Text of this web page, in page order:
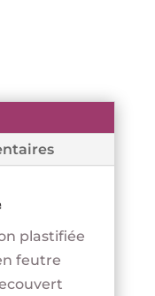
plastifiée
feutre